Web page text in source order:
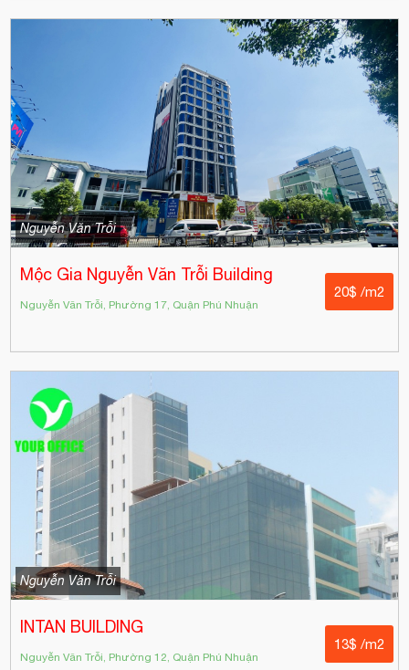
Nguyễn Văn Trỗi
Mộc Gia Nguyễn Văn Trỗi Building
Nguyễn Văn Trỗi, Phường 17, Quận Phú Nhuận
20$ /m2
Nguyễn Văn Trỗi
INTAN BUILDING
Nguyễn Văn Trỗi, Phường 12, Quận Phú Nhuận
13$ /m2